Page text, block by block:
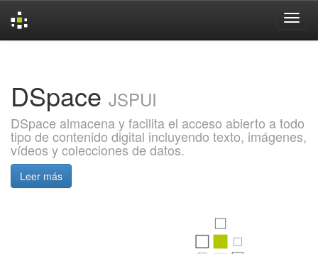
DSpace JSPUI
DSpace almacena y facilita el acceso abierto a todo
tipo de contenido digital incluyendo texto, imágenes,
vídeos y colecciones de datos.
Leer más